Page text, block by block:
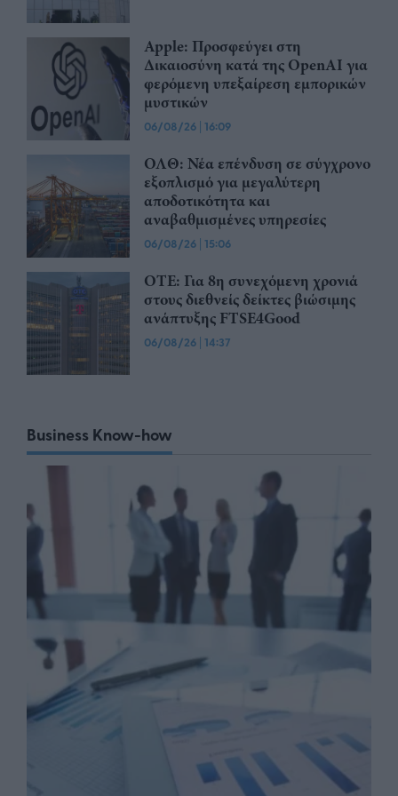
Apple: Προσφεύγει στη
Δικαιοσύνη κατά της OpenAI για
φερόμενη υπεξαίρεση εμπορικών
μυστικών
06/08/26 | 16:09
ΟΛΘ: Νέα επένδυση σε σύγχρονο
εξοπλισμό για μεγαλύτερη
αποδοτικότητα και
αναβαθμισμένες υπηρεσίες
06/08/26 | 15:06
ΟΤΕ: Για 8η συνεχόμενη χρονιά
στους διεθνείς δείκτες βιώσιμης
ανάπτυξης FTSE4Good
06/08/26 | 14:37
Business Know-how